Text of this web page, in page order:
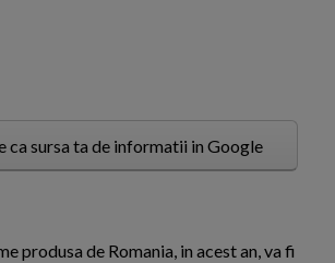
ca sursa ta de informatii in Google
produsa de Romania, in acest an, va fi